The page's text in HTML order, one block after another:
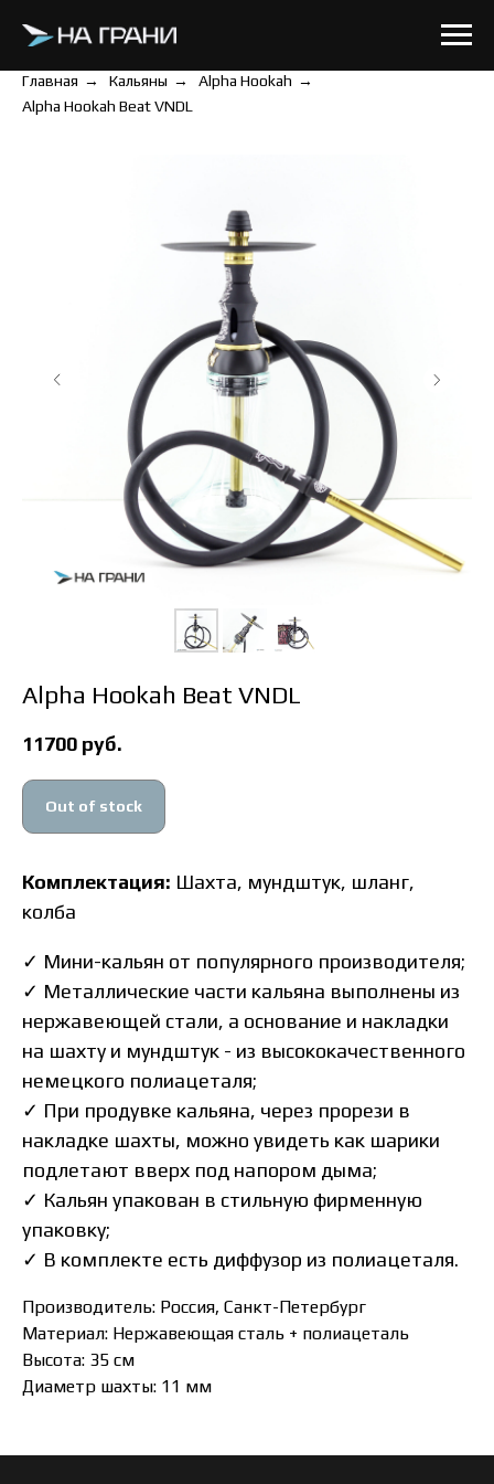
Главная → Кальяны → Alpha Hookah →
Alpha Hookah Beat VNDL
Alpha Hookah Beat VNDL
11700 руб.
Out of stock
Комплектация: Шахта, мундштук, шланг,
колба
✓ Мини-кальян от популярного производителя;
✓ Металлические части кальяна выполнены из
нержавеющей стали, а основание и накладки
на шахту и мундштук - из высококачественного
немецкого полиацеталя;
✓ При продувке кальяна, через прорези в
накладке шахты, можно увидеть как шарики
подлетают вверх под напором дыма;
✓ Кальян упакован в стильную фирменную
упаковку;
✓ В комплекте есть диффузор из полиацеталя.
Производитель: Россия, Санкт-Петербург
Материал: Нержавеющая сталь + полиацеталь
Высота: 35 см
Диаметр шахты: 11 мм